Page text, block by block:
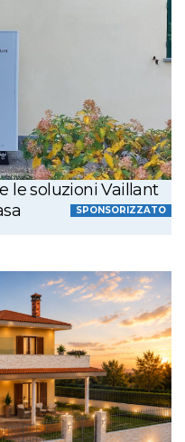
le soluzioni Vaillant
SPONSORIZZATO